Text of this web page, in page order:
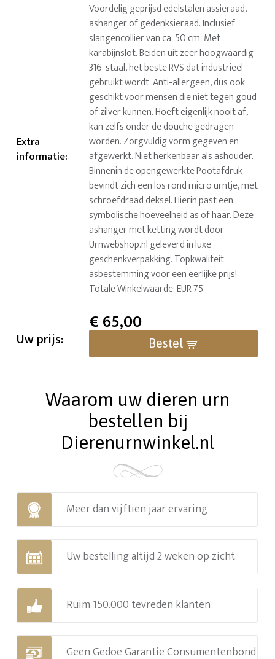
Extra
informatie:
Voordelig geprijsd edelstalen assieraad,
ashanger of gedenksieraad. Inclusief
slangencollier van ca. 50 cm. Met
karabijnslot. Beiden uit zeer hoogwaardig
316-staal, het beste RVS dat industrieel
gebruikt wordt. Anti-allergeen, dus ook
geschikt voor mensen die niet tegen goud
of zilver kunnen. Hoeft eigenlijk nooit af,
kan zelfs onder de douche gedragen
worden. Zorgvuldig vorm gegeven en
afgewerkt. Niet herkenbaar als ashouder.
Binnenin de opengewerkte Pootafdruk
bevindt zich een los rond micro urntje, met
schroefdraad deksel. Hierin past een
symbolische hoeveelheid as of haar. Deze
ashanger met ketting wordt door
Urnwebshop.nl geleverd in luxe
geschenkverpakking. Topkwaliteit
asbestemming voor een eerlijke prijs!
Totale Winkelwaarde: EUR 75
Uw prijs:
€65,00
Bestel
Waarom uw dieren urn
bestellen bij
Dierenurnwinkel.nl
Meer dan vijftien jaar ervaring
Uw bestelling altijd 2 weken op zicht
Ruim 150.000 tevreden klanten
Geen Gedoe Garantie Consumentenbond